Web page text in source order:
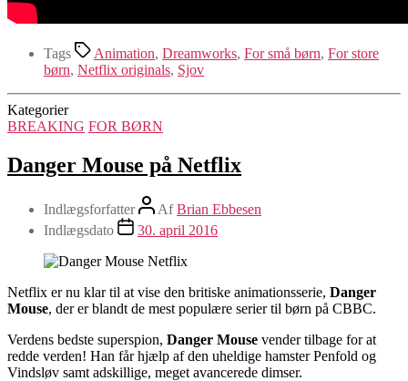
Tags Animation, Dreamworks, For små børn, For store
børn, Netflix originals, Sjov
Kategorier
BREAKING FOR BØRN
Danger Mouse på Netflix
Indlægsforfatter AfBrian Ebbesen
Indlægsdato
30. april 2016
Netflix er nu klar til at vise den britiske animationsserie, Danger
Mouse, der er blandt de mest populære serier til børn på CBBC.
Verdens bedste superspion, Danger Mouse vender tilbage for at
redde verden! Han får hjælp af den uheldige hamster Penfold og
Vindsløv samt adskillige, meget avancerede dimser.